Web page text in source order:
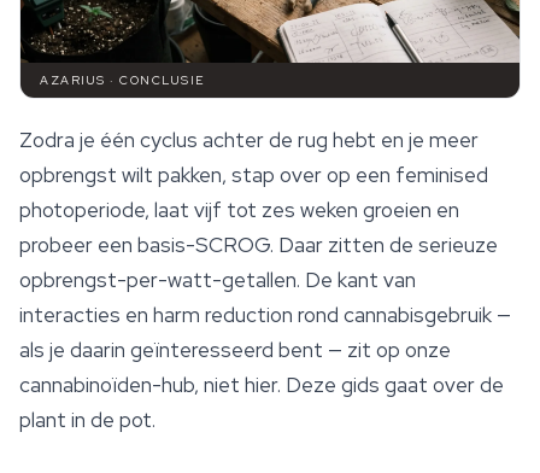
AZARIUS · CONCLUSIE
Zodra je één cyclus achter de rug hebt en je meer
opbrengst wilt pakken, stap over op een feminised
photoperiode, laat vijf tot zes weken groeien en
probeer een basis-SCROG. Daar zitten de serieuze
opbrengst-per-watt-getallen. De kant van
interacties en harm reduction rond cannabisgebruik —
als je daarin geïnteresseerd bent — zit op onze
cannabinoïden-hub, niet hier. Deze gids gaat over de
plant in de pot.